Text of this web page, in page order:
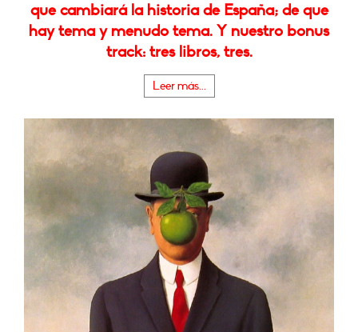
que cambiará la historia de España; de que
hay tema y menudo tema. Y nuestro bonus
track: tres libros, tres.
Leer más...